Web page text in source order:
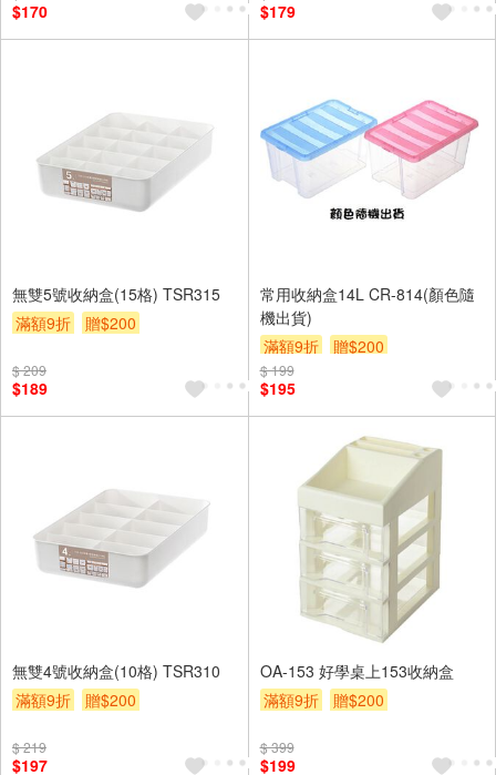
$170 $179
無雙5號收納盒(15格) TSR315
滿額9折
贈$200
$ 209
$189
常用收納盒14L CR-814(顏色隨
機出貨)
滿額9折
贈$200
$ 199
$195
無雙4號收納盒(10格) TSR310
滿額9折
贈$200
$ 219
$197
OA-153 好學桌上153收納盒
滿額9折
贈$200
$ 399
$199